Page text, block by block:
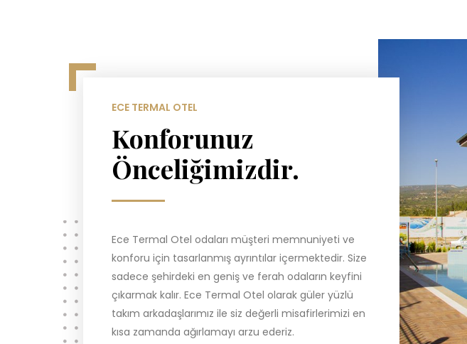
ECE TERMAL OTEL
Konforunuz
Önceliğimizdir.
Ece Termal Otel odaları müşteri memnuniyeti ve
konforu için tasarlanmış ayrıntılar içermektedir. Size
sadece şehirdeki en geniş ve ferah odaların keyfini
çıkarmak kalır. Ece Termal Otel olarak güler yüzlü
takım arkadaşlarımız ile siz değerli misafirlerimizi en
kısa zamanda ağırlamayı arzu ederiz.